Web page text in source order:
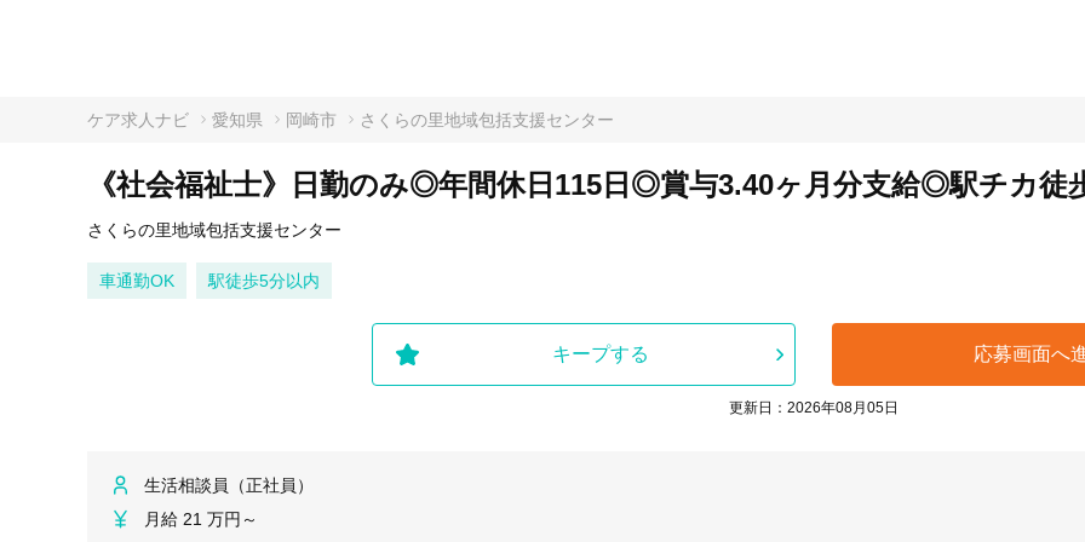
ケア求人ナビ 愛知県 岡崎市 さくらの里地域包括支援センター
《社会福祉士》日勤のみ◎年間休日115日◎賞与3.40ヶ月分支給◎駅チカ徒
さくらの里地域包括支援センター
車通勤OK 駅徒歩5分以内
キープする 応募画面へ
更新日：2026年08月05日
生活相談員（正社員）
月給 21 万円～